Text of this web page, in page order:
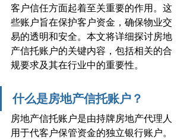
客户信任方面起着至关重要的作用。这
些账户旨在保护客户资金，确保物业交
易的透明和安全。本文将详细探讨房地
产信托账户的关键内容，包括相关的合
规要求及其在行业中的重要性。
什么是房地产信托账户？
房地产信托账户是由持牌房地产代理人
用于代客户保管资金的独立银行账户。